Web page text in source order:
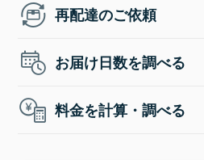
再配達のご依頼
お届け日数を調べる
料金を計算・調べる